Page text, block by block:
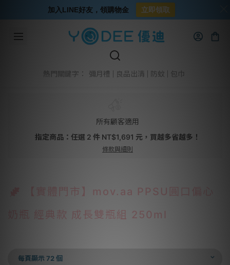
熱門關鍵字： 彌月禮 良品出清 防蚊 包巾
所有顧客適用
指定商品：任選 2 件 NT$1,691 元，買越多省越多！
條款與細則
【實體門市】mov.aa PPSU圓口偏心
奶瓶 經典款 成長雙瓶組 250ml
每頁顯示 72 個
加入LINE好友，領購物金 立即領取